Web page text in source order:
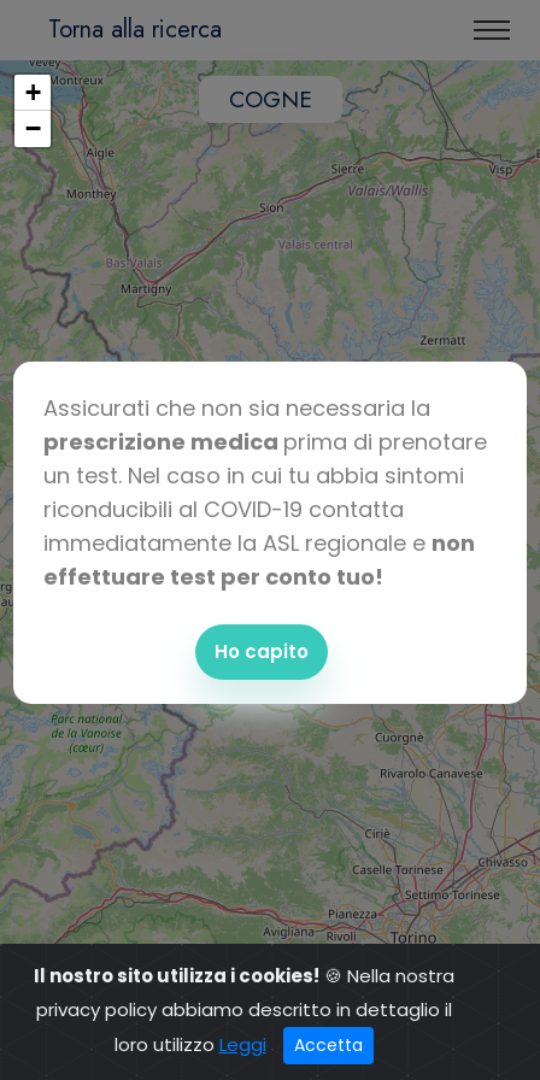
Assicurati che non sia necessaria la
prescrizione medica prima di prenotare
un test. Nel caso in cui tu abbia sintomi
riconducibili al COVID-19 contatta
immediatamente la ASL regionale e non
effettuare test per conto tuo!
Ho capito
Torna alla ricerca
COGNE
+
−
Il nostro sito utilizza i cookies! 🍪 Nella nostra
privacy policy abbiamo descritto in dettaglio il
loro utilizzo Leggi Accetta